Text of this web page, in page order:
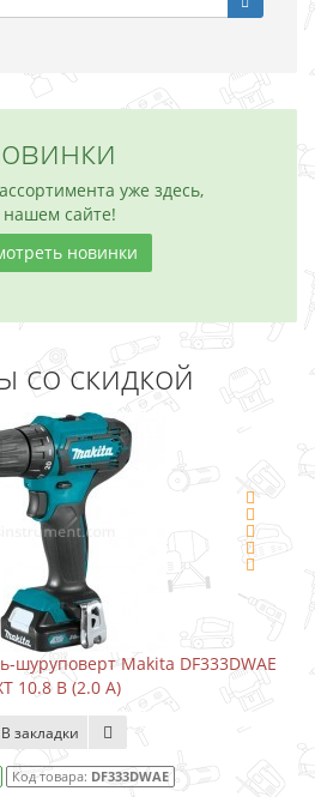
уже здесь,
нашем сайте!
новинки
со скидкой
шуруповерт Makita DF333DWAE
10.8 В (2.0 А)
В закладки
Код товара: DF333DWAE